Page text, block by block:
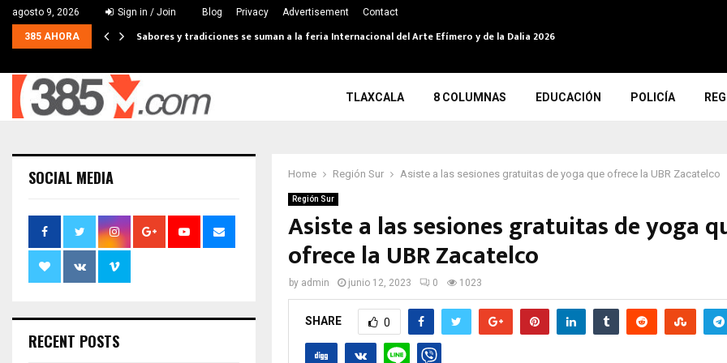
agosto 9, 2026 Sign in / Join Blog Privacy Advertisement Contact
385 AHORA Sabores y tradiciones se suman a la feria Internacional del Arte Efímero y de la Dalia 2026
TLAXCALA 8 COLUMNAS EDUCACIÓN POLICÍA
Home Región Sur Asiste a las sesiones gratuitas de yoga que ofrece la UBR Zacatelco
Región Sur
Asiste a las sesiones gratuitas de yoga
ofrece la UBR Zacatelco
by admin junio 12, 2023 0 1023
SHARE 0
SOCIAL MEDIA
RECENT POSTS